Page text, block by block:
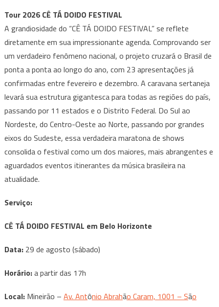
Tour 2026 CÊ TÁ DOIDO FESTIVAL
A grandiosidade do “CÊ TÁ DOIDO FESTIVAL” se reflete
diretamente em sua impressionante agenda. Comprovando ser
um verdadeiro fenômeno nacional, o projeto cruzará o Brasil de
ponta a ponta ao longo do ano, com 23 apresentações já
confirmadas entre fevereiro e dezembro. A caravana sertaneja
levará sua estrutura gigantesca para todas as regiões do país,
passando por 11 estados e o Distrito Federal. Do Sul ao
Nordeste, do Centro-Oeste ao Norte, passando por grandes
eixos do Sudeste, essa verdadeira maratona de shows
consolida o festival como um dos maiores, mais abrangentes e
aguardados eventos itinerantes da música brasileira na
atualidade.
Serviço:
CÊ TÁ DOIDO FESTIVAL em Belo Horizonte
Data:29 de agosto (sábado)
Horário:a partir das 17h
Local: Mineirão – Av. Antônio Abrahão Caram, 1001 – São